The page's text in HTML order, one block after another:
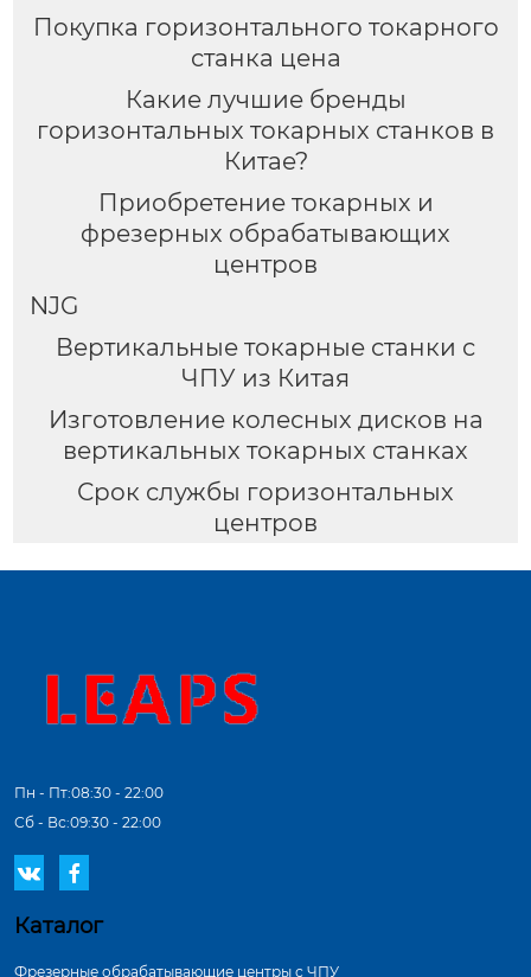
Покупка горизонтального токарного
станка цена
Какие лучшие бренды
горизонтальных токарных станков в
Китае?
Приобретение токарных и
фрезерных обрабатывающих
центров
NJG
Вертикальные токарные станки с
ЧПУ из Китая
Изготовление колесных дисков на
вертикальных токарных станках
Срок службы горизонтальных
центров
Пн - Пт:08:30 - 22:00
Сб - Вс:09:30 - 22:00
 
Каталог
Фрезерные обрабатывающие центры с ЧПУ